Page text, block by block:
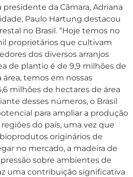
presidente da Câmara, Adriana
Paulo Hartung destacou
no Brasil. “Hoje temos no
proprietários que cultivam
dos diversos arranjos
de plantio é de 9,9 milhões de
área, temos em nossas
milhões de hectares de área
desses números, o Brasil
para ampliar a produção
do país, uma vez que
originários de
no mercado, a madeira de
sobre ambientes de
uma contribuição significativa